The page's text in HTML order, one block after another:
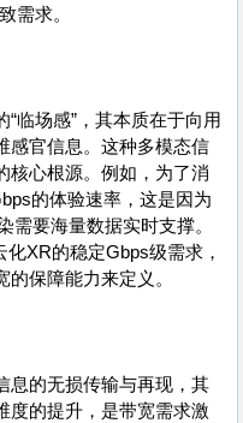
需求。
临场感”，其本质在于向用
感官信息。这种多模态信
核心根源。例如，为了消
的体验速率，这是因为
需要海量数据实时支撑。
XR的稳定Gbps级需求，
保障能力来定义。
息的无损传输与再现，其
度的提升，是带宽需求激